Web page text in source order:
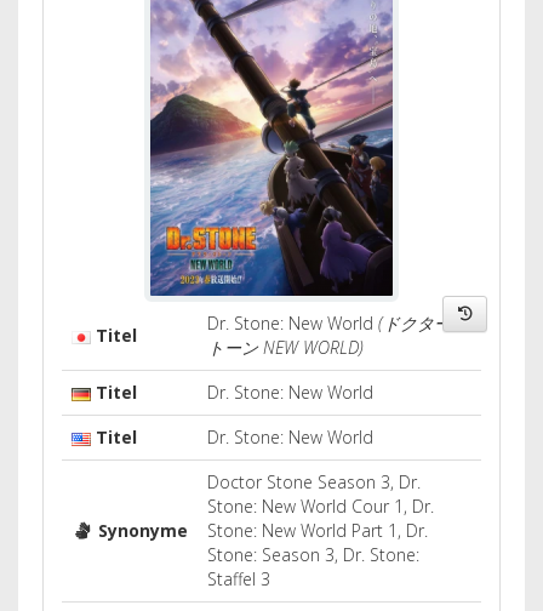
Titel
Dr. Stone: New World (ドクタース
トーン NEW WORLD)
Titel
Dr. Stone: New World
Titel
Dr. Stone: New World
Synonyme
Doctor Stone Season 3, Dr.
Stone: New World Cour 1, Dr.
Stone: New World Part 1, Dr.
Stone: Season 3, Dr. Stone:
Staffel 3